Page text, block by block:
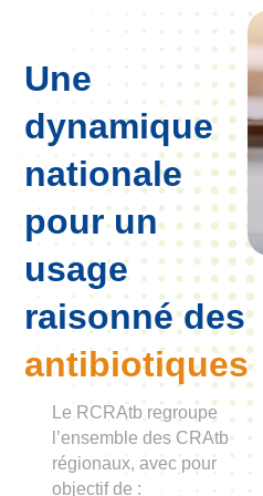
Une
dynamique
nationale
pour un
usage
raisonné des
antibiotiques
Le RCRAtb regroupe
l’ensemble des CRAtb
régionaux, avec pour
objectif de :